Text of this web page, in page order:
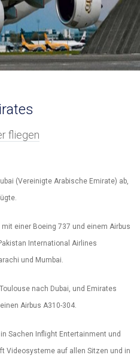
fliegen
(Vereinigte Arabische Emirate) ab,
einer Boeing 737 und einem Airbus
International Airlines
und Mumbai.
nach Dubai, und Emirates
Airbus A310-304.
Sachen Inflight Entertainment und
Videosysteme auf allen Sitzen und in